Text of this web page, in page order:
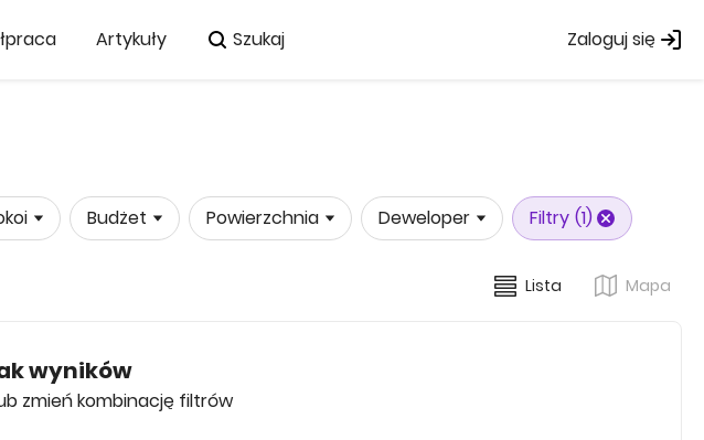
Artykuły Szukaj Zaloguj się
Budżet Powierzchnia Deweloper Filtry (1)
Lista Mapa
wyników
zmień kombinację filtrów